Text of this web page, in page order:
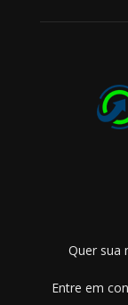
Quer sua
Entre em